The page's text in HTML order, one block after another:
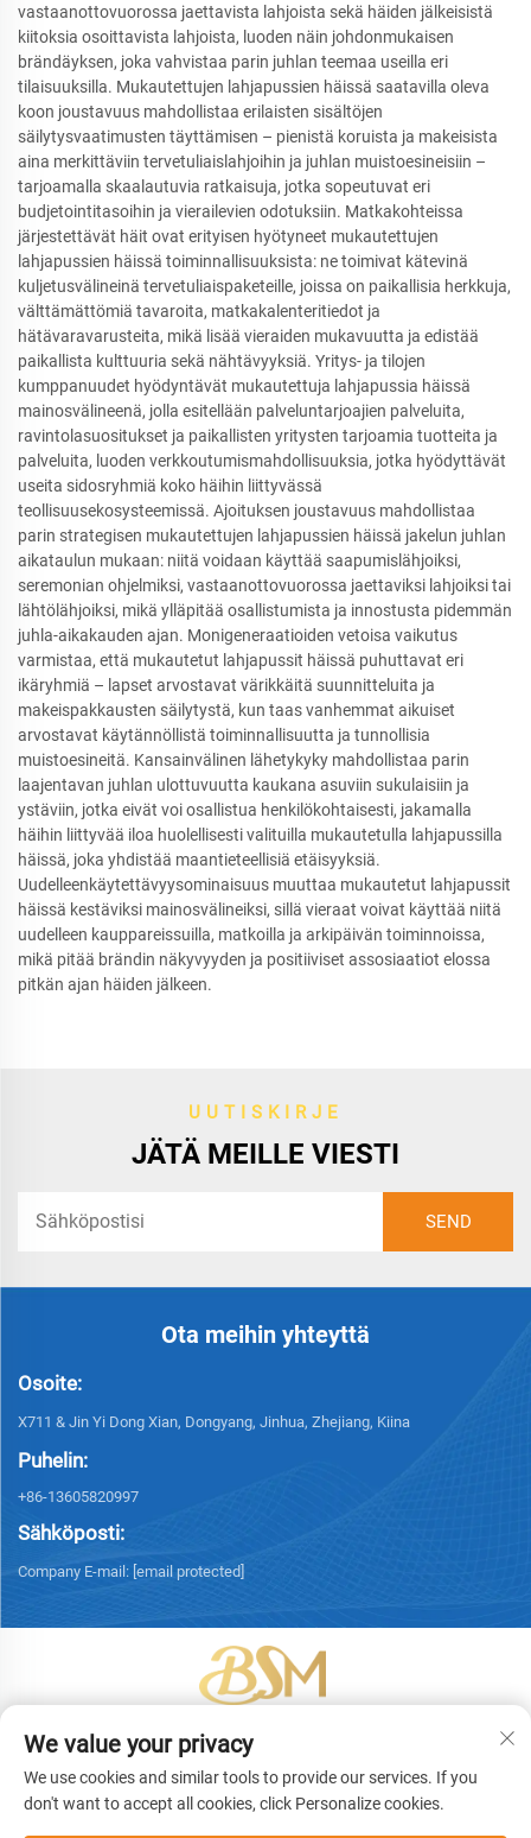
vastaanottovuorossa jaettavista lahjoista sekä häiden jälkeisistä
kiitoksia osoittavista lahjoista, luoden näin johdonmukaisen
brändäyksen, joka vahvistaa parin juhlan teemaa useilla eri
tilaisuuksilla. Mukautettujen lahjapussien häissä saatavilla oleva
koon joustavuus mahdollistaa erilaisten sisältöjen
säilytysvaatimusten täyttämisen – pienistä koruista ja makeisista
aina merkittäviin tervetuliaislahjoihin ja juhlan muistoesineisiin –
tarjoamalla skaalautuvia ratkaisuja, jotka sopeutuvat eri
budjetointitasoihin ja vierailevien odotuksiin. Matkakohteissa
järjestettävät häit ovat erityisen hyötyneet mukautettujen
lahjapussien häissä toiminnallisuuksista: ne toimivat kätevinä
kuljetusvälineinä tervetuliaispaketeille, joissa on paikallisia herkkuja,
välttämättömiä tavaroita, matkakalenteritiedot ja
hätävaravarusteita, mikä lisää vieraiden mukavuutta ja edistää
paikallista kulttuuria sekä nähtävyyksiä. Yritys- ja tilojen
kumppanuudet hyödyntävät mukautettuja lahjapussia häissä
mainosvälineenä, jolla esitellään palveluntarjoajien palveluita,
ravintolasuositukset ja paikallisten yritysten tarjoamia tuotteita ja
palveluita, luoden verkkoutumismahdollisuuksia, jotka hyödyttävät
useita sidosryhmiä koko häihin liittyvässä
teollisuusekosysteemissä. Ajoituksen joustavuus mahdollistaa
parin strategisen mukautettujen lahjapussien häissä jakelun juhlan
aikataulun mukaan: niitä voidaan käyttää saapumislähjoiksi,
seremonian ohjelmiksi, vastaanottovuorossa jaettaviksi lahjoiksi tai
lähtölähjoiksi, mikä ylläpitää osallistumista ja innostusta pidemmän
juhla-aikakauden ajan. Monigeneraatioiden vetoisa vaikutus
varmistaa, että mukautetut lahjapussit häissä puhuttavat eri
ikäryhmiä – lapset arvostavat värikkäitä suunnitteluita ja
makeispakkausten säilytystä, kun taas vanhemmat aikuiset
arvostavat käytännöllistä toiminnallisuutta ja tunnollisia
muistoesineitä. Kansainvälinen lähetykyky mahdollistaa parin
laajentavan juhlan ulottuvuutta kaukana asuviin sukulaisiin ja
ystäviin, jotka eivät voi osallistua henkilökohtaisesti, jakamalla
häihin liittyvää iloa huolellisesti valituilla mukautetulla lahjapussilla
häissä, joka yhdistää maantieteellisiä etäisyyksiä.
Uudelleenkäytettävyysominaisuus muuttaa mukautetut lahjapussit
häissä kestäviksi mainosvälineiksi, sillä vieraat voivat käyttää niitä
uudelleen kauppareissuilla, matkoilla ja arkipäivän toiminnoissa,
mikä pitää brändin näkyvyyden ja positiiviset assosiaatiot elossa
pitkän ajan häiden jälkeen.
UUTISKIRJE
JÄTÄ MEILLE VIESTI
Ota meihin yhteyttä
Osoite:
X711 & Jin Yi Dong Xian, Dongyang, Jinhua, Zhejiang, Kiina
Puhelin:
+86-13605820997
Sähköposti:
Company E-mail: [email protected]
Tekijänoikeus © 2026 Yiwu Bingsheng Packaging Technology Co., Ltd.
Kaikki oikeudet pidätetään. -Tietosuojakäytäntö
We value your privacy
We use cookies and similar tools to provide our services. If you
don't want to accept all cookies, click Personalize cookies.